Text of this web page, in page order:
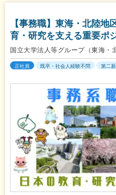
【事務職】東海・北陸
育・研究を支える重要ポ
国立大学法人等グループ（東海・
正社員 既卒・社会人経験不問 第二